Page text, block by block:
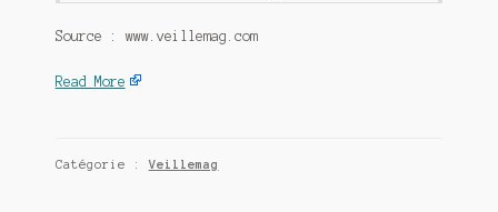
Source : www.veillemag.com
Read More
Catégorie :Veillemag